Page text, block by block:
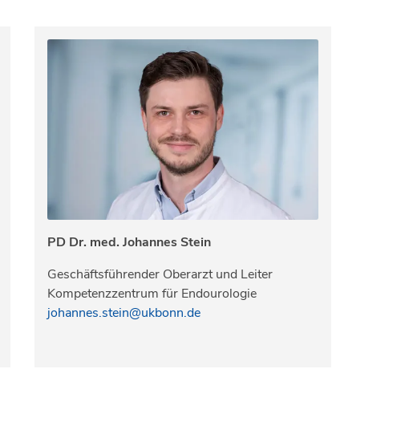
PD Dr. med. Johannes Stein
Geschäftsführender Oberarzt und Leiter
Kompetenzzentrum für Endourologie
johannes.stein@ukbonn.de